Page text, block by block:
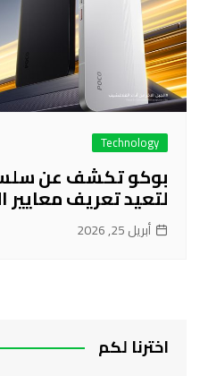
Technology
لتعيد تعريف معايير
أبريل 25, 2026
اخترنا لكم